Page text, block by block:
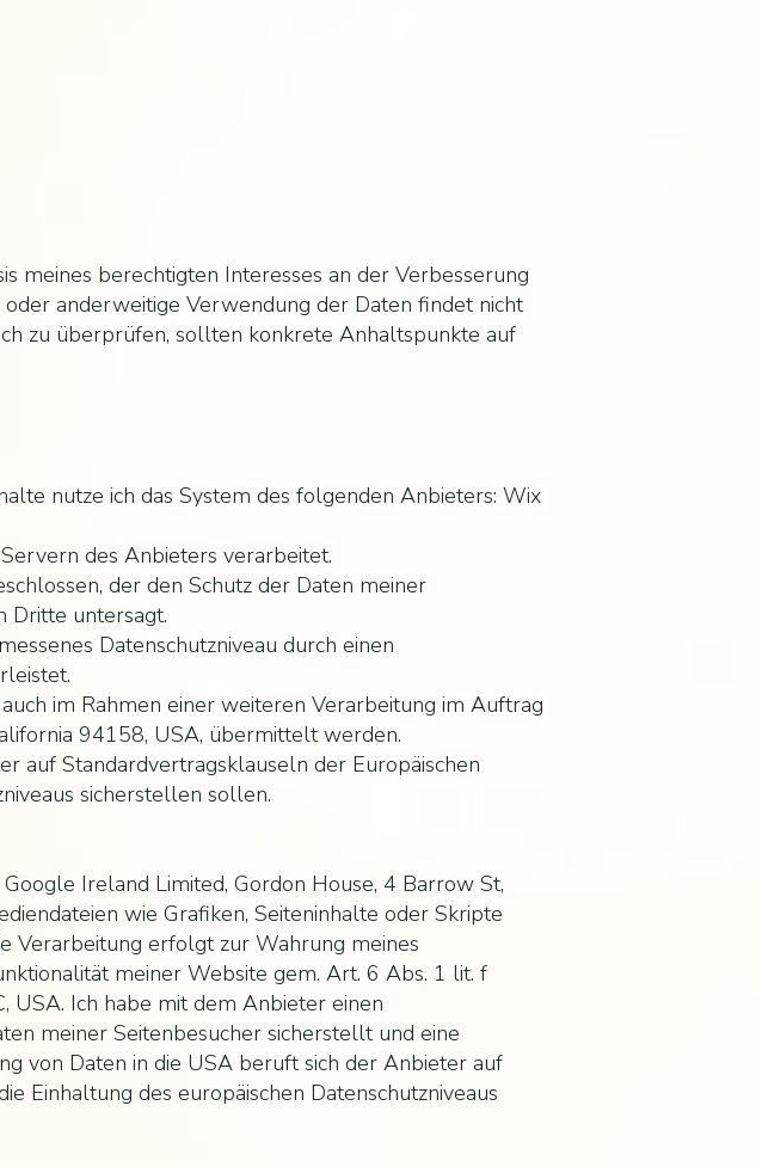
meines berechtigten Interesses an der Verbesserung
anderweitige Verwendung der Daten findet nicht
zu überprüfen, sollten konkrete Anhaltspunkte auf
nutze ich das System des folgenden Anbieters: Wix
des Anbieters verarbeitet.
der den Schutz der Daten meiner
Dritte untersagt.
Datenschutzniveau durch einen
im Rahmen einer weiteren Verarbeitung im Auftrag
94158, USA, übermittelt werden.
auf Standardvertragsklauseln der Europäischen
sicherstellen sollen.
Ireland Limited, Gordon House, 4 Barrow St,
wie Grafiken, Seiteninhalte oder Skripte
Verarbeitung erfolgt zur Wahrung meines
meiner Website gem. Art. 6 Abs. 1 lit. f
USA. Ich habe mit dem Anbieter einen
meiner Seitenbesucher sicherstellt und eine
von Daten in die USA beruft sich der Anbieter auf
Einhaltung des europäischen Datenschutzniveaus